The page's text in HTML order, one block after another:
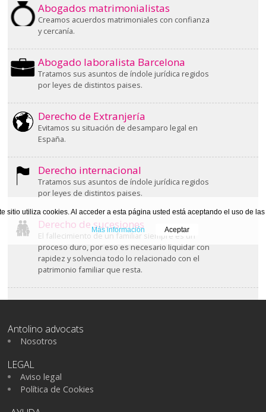
Abogados matrimonialistas
Creamos acuerdos matrimoniales con confianza
y cercanía.
Abogado laboralista Barcelona
Tratamos sus asuntos de índole jurídica regidos
por leyes de distintos paises.
Derecho de Extranjería
Evitamos su situación de desamparo legal en
España.
Derecho internacional
Tratamos sus asuntos de índole jurídica regidos
por leyes de distintos paises.
Derecho de sucesiones
El fallecimiento de un familiar siempre es un
proceso duro, por eso es necesario liquidar con
rapidez y solvencia todo lo relacionado con el
patrimonio familiar que resta.
Antolino advocats
Nosotros
LEGAL
Aviso legal
Política de Cookies
sitio utiliza cookies. Al acceder a esta página usted está aceptando el uso de las
Más información Aceptar